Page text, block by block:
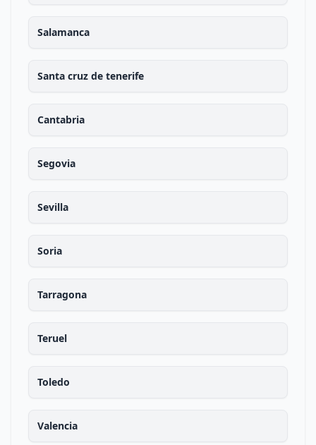
Salamanca
Santa cruz de tenerife
Cantabria
Segovia
Sevilla
Soria
Tarragona
Teruel
Toledo
Valencia